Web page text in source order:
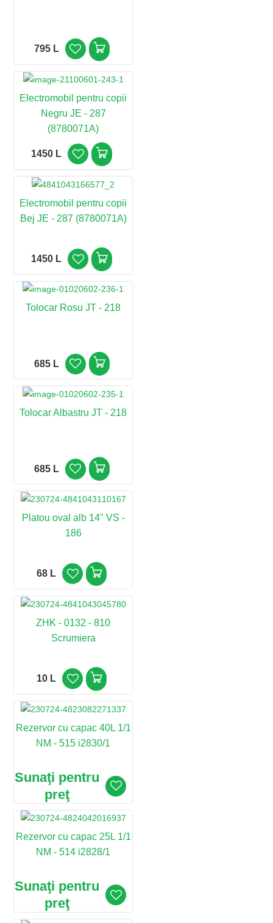
795 L
Electromobil pentru copii
Negru JE - 287
(8780071A)
1450 L
Electromobil pentru copii
Bej JE - 287 (8780071A)
1450 L
Tolocar Rosu JT - 218
685 L
Tolocar Albastru JT - 218
685 L
Platou oval alb 14" VS -
186
68 L
ZHK - 0132 - 810
Scrumiera
10 L
Rezervor cu capac 40L 1/1
NM - 515 i2830/1
Sunaţi pentru
preţ
Rezervor cu capac 25L 1/1
NM - 514 i2828/1
Sunaţi pentru
preţ